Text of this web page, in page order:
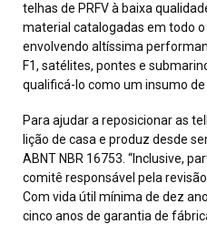
telhas de PRFV à baixa
material catalogadas em todo
envolvendo altíssima
F1, satélites, pontes e
qualificá-lo como um insumo
Para ajudar a reposicionar as
lição de casa e produz desde
ABNT NBR 16753. “Inclusive,
comitê responsável pela
Com vida útil mínima de dez
cinco anos de garantia de